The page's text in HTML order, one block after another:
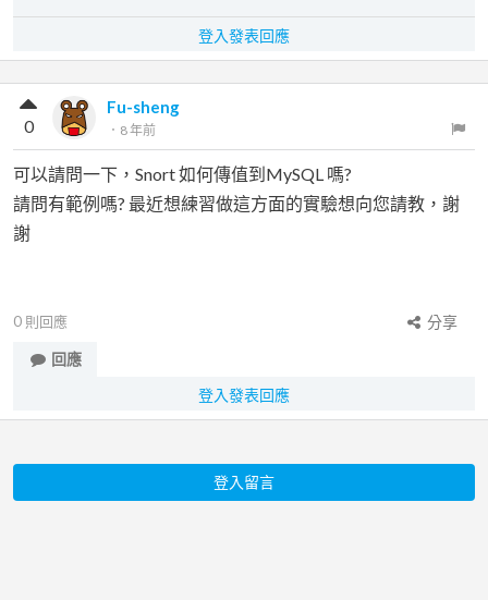
登入發表回應
Fu-sheng
． 8 年前
0
可以請問一下，Snort 如何傳值到MySQL 嗎?
請問有範例嗎? 最近想練習做這方面的實驗想向您請教，謝
謝
0 則回應
分享
回應
登入發表回應
登入留言